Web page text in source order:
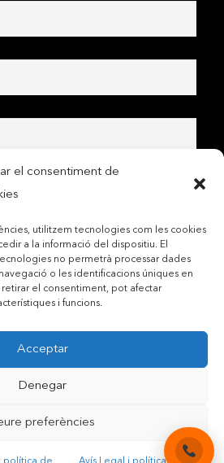
el consentiment de
utilitzem tecnologies com les cookies
a la informació del dispositiu. El
no permetrà processar dades
o les identificacions úniques en
el consentiment, pot afectar
i funcions.
Acceptar
Denegar
preferències
i la política de privadesa